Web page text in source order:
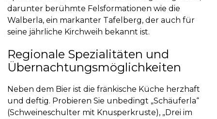
darunter berühmte Felsformationen wie die
Walberla, ein markanter Tafelberg, der auch für
seine jährliche Kirchweih bekannt ist.
Regionale Spezialitäten und
Übernachtungsmöglichkeiten
Neben dem Bier ist die fränkische Küche herzhaft
und deftig. Probieren Sie unbedingt „Schäuferla“
(Schweineschulter mit Knusperkruste), „Drei im